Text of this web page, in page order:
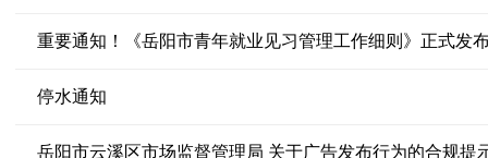
重要通知！《岳阳市青年就业见习管理工作细则》正式发
停水通知
岳阳市云溪区市场监督管理局 关于广告发布行为的合规提